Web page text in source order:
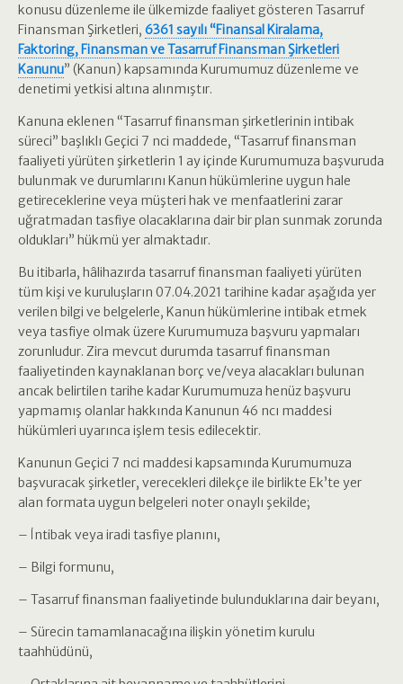
konusu düzenleme ile ülkemizde faaliyet gösteren Tasarruf
Finansman Şirketleri, 6361 sayılı “Finansal Kiralama,
Faktoring, Finansman ve Tasarruf Finansman Şirketleri
Kanunu” (Kanun) kapsamında Kurumumuz düzenleme ve
denetimi yetkisi altına alınmıştır.
Kanuna eklenen “Tasarruf finansman şirketlerinin intibak
süreci” başlıklı Geçici 7 nci maddede, “Tasarruf finansman
faaliyeti yürüten şirketlerin 1 ay içinde Kurumumuza başvuruda
bulunmak ve durumlarını Kanun hükümlerine uygun hale
getireceklerine veya müşteri hak ve menfaatlerini zarar
uğratmadan tasfiye olacaklarına dair bir plan sunmak zorunda
oldukları” hükmü yer almaktadır.
Bu itibarla, hâlihazırda tasarruf finansman faaliyeti yürüten
tüm kişi ve kuruluşların 07.04.2021 tarihine kadar aşağıda yer
verilen bilgi ve belgelerle, Kanun hükümlerine intibak etmek
veya tasfiye olmak üzere Kurumumuza başvuru yapmaları
zorunludur. Zira mevcut durumda tasarruf finansman
faaliyetinden kaynaklanan borç ve/veya alacakları bulunan
ancak belirtilen tarihe kadar Kurumumuza henüz başvuru
yapmamış olanlar hakkında Kanunun 46 ncı maddesi
hükümleri uyarınca işlem tesis edilecektir.
Kanunun Geçici 7 nci maddesi kapsamında Kurumumuza
başvuracak şirketler, verecekleri dilekçe ile birlikte Ek’te yer
alan formata uygun belgeleri noter onaylı şekilde;
– İntibak veya iradi tasfiye planını,
– Bilgi formunu,
– Tasarruf finansman faaliyetinde bulunduklarına dair beyanı,
– Sürecin tamamlanacağına ilişkin yönetim kurulu
taahhüdünü,